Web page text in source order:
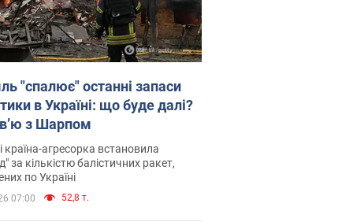
"спалює" останні запаси
в Україні: що буде далі?
з Шарпом
країна-агресорка встановила
за кількістю балістичних ракет,
по Україні
07:00 52,8 т.